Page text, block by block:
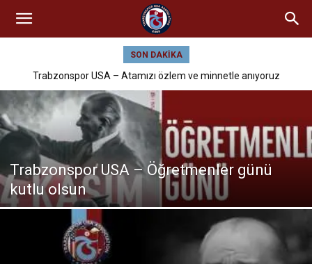
SON DAKIKA
Trabzonspor USA – Atamızı özlem ve minnetle anıyoruz
Trabzonspor USA – Öğretmenler günü
kutlu olsun